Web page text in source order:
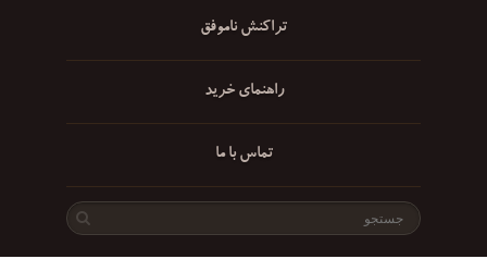
تراکنش ناموفق
راهنمای خرید
تماس با ما